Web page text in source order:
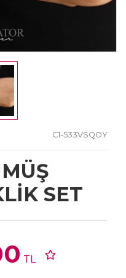
C1-533VSQOY
SET
TL